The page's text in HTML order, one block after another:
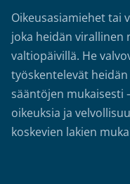
Oikeusasiamiehet tai
joka heidän virallinen
valtiopäivillä. He
työskentelevät
sääntöjen mukaisesti
oikeuksia ja
koskevien lakien